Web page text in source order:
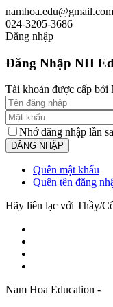
namhoa.edu@gmail.com
024-3205-3686
Đăng nhập
Đăng Nhập NH
Tài khoản được cấp bởi
Nhớ đăng nhập lần
Quên mật khẩu
Quên tên đăng
Hãy liên lạc với Thầy/
Nam Hoa Education -